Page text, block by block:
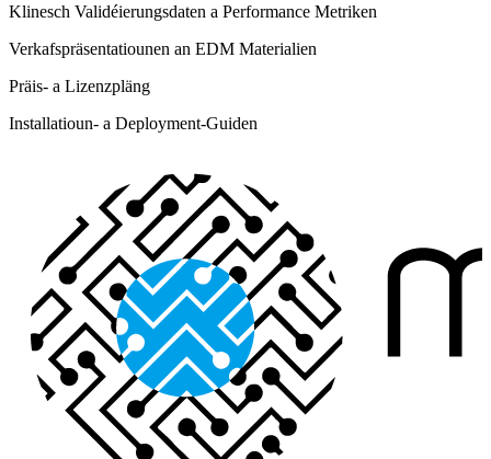
Klinesch Validéierungsdaten a Performance Metriken
Verkafspräsentatiounen an EDM Materialien
Präis- a Lizenzpläng
Installatioun- a Deployment-Guiden